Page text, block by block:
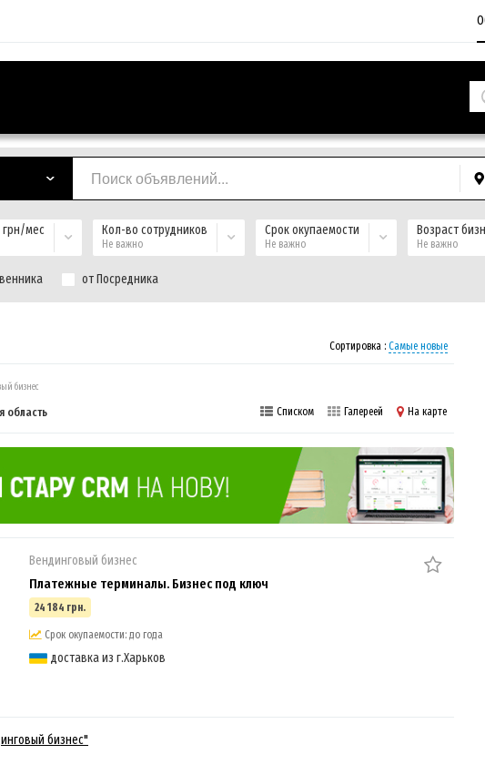
мес Кол-во сотрудников
Не важно
Срок окупаемости
Не важно
Возраст
Не важно
от Посредника
Сортировка : Самые новые
бизнес
область Списком Галереей На карте
Вендинговый бизнес
Платежные терминалы. Бизнес под ключ
24 184 грн.
Срок окупаемости: до года
доставка из г.Харьков
бизнес"